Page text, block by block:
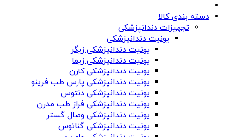
دسته بندی کالا
تجهیزات دندانپزشکی
یونیت دندانپزشکی
یونیت دندانپزشکی زیگر
یونیت دندانپزشکی زیما
یونیت دندانپزشکی کارن
یونیت دندانپزشکی پارس طب فرینو
یونیت دندانپزشکی دنتوس
یونیت دندانپزشکی فراز طب مدرن
یونیت دندانپزشکی وصال گستر
یونیت دندانپزشکی گناتوس